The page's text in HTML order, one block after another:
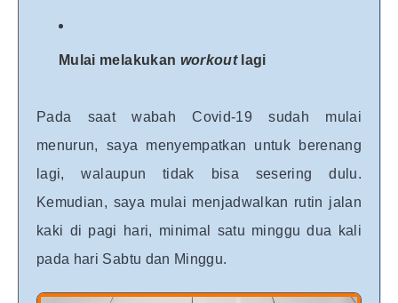
Mulai melakukan workout lagi
Pada saat wabah Covid-19 sudah mulai
menurun, saya menyempatkan untuk berenang
lagi, walaupun tidak bisa sesering dulu.
Kemudian, saya mulai menjadwalkan rutin jalan
kaki di pagi hari, minimal satu minggu dua kali
pada hari Sabtu dan Minggu.